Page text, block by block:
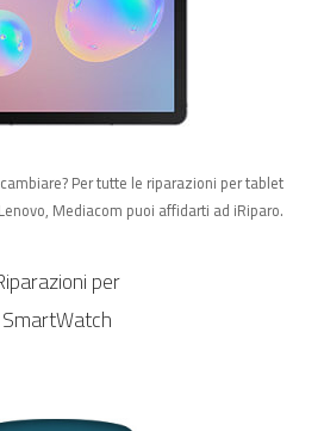
Per tutte le riparazioni per tablet
Mediacom puoi affidarti ad iRiparo.
per
SmartWatch